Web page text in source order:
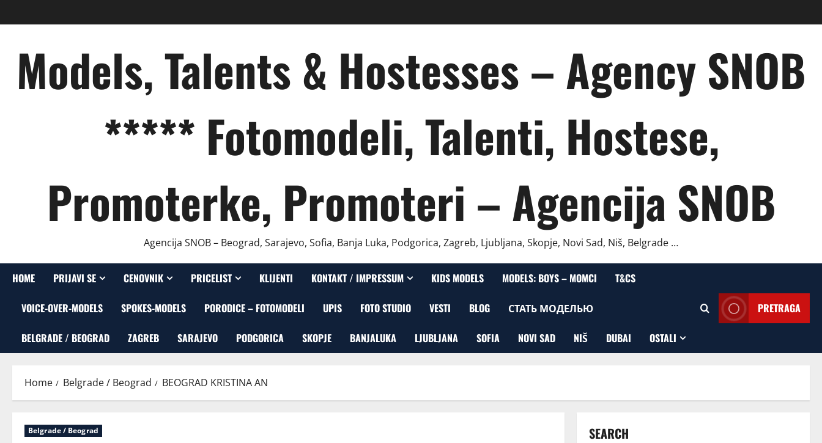
to
Models, Talents & Hostesses – Agency SNOB
***** Fotomodeli, Talenti, Hostese,
Promoterke, Promoteri – Agencija SNOB
Agencija SNOB – Beograd, Sarajevo, Sofia, Banja Luka, Podgorica, Zagreb, Ljubljana, Skopje, Novi Sad, Niš, Belgrade …
HOME PRIJAVI SE CENOVNIK PRICELIST KLIJENTI KONTAKT / IMPRESSUM KIDS MODELS MODELS: BOYS – MOMCI T&CS
VOICE-OVER-MODELS SPOKES-MODELS PORODICE – FOTOMODELI UPIS FOTO STUDIO VESTI BLOG СТАТЬ МОДЕЛЬЮ
BELGRADE / BEOGRAD ZAGREB SARAJEVO PODGORICA SKOPJE BANJALUKA LJUBLJANA SOFIA NOVI SAD NIŠ DUBAI OSTALI
PRETRAGA
Home Belgrade / Beograd BEOGRAD KRISTINA AN
Belgrade / Beograd SEARCH